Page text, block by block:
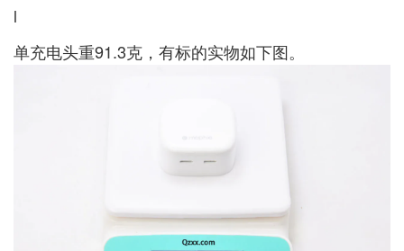
l
单充电头重91.3克，有标的实物如下图。